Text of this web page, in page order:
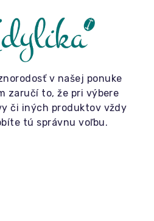
v našej ponuke
zaručí to, že pri výbere
či iných produktov vždy
tú správnu voľbu.